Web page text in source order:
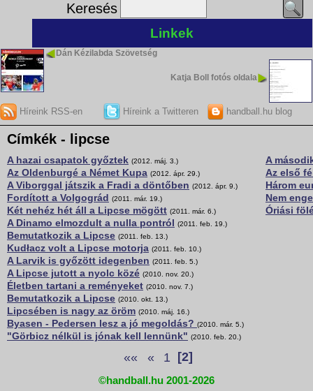
Keresés
Linkek
Dán Kézilabda Szövetség
Katja Boll fotós oldala
Híreink RSS-en Híreink a Twitteren handball.hu blog
Címkék - lipcse
A hazai csapatok győztek (2012. máj. 3.)
Az Oldenburgé a Német Kupa (2012. ápr. 29.)
A Viborggal játszik a Fradi a döntőben (2012. ápr. 9.)
Fordított a Volgográd (2011. már. 19.)
Két nehéz hét áll a Lipcse mögött (2011. már. 6.)
A Dinamo elmozdult a nulla pontról (2011. feb. 19.)
Bemutatkozik a Lipcse (2011. feb. 13.)
Kudłacz volt a Lipcse motorja (2011. feb. 10.)
A Larvik is győzött idegenben (2011. feb. 5.)
A Lipcse jutott a nyolc közé (2010. nov. 20.)
Életben tartani a reményeket (2010. nov. 7.)
Bemutatkozik a Lipcse (2010. okt. 13.)
Lipcsében is nagy az öröm (2010. máj. 16.)
Byasen - Pedersen lesz a jó megoldás? (2010. már. 5.)
"Görbicz nélkül is jónak kell lennünk" (2010. feb. 20.)
A
Az első
Három
Nem
Óriási
«« « 1 [2]
©handball.hu 2001-2026